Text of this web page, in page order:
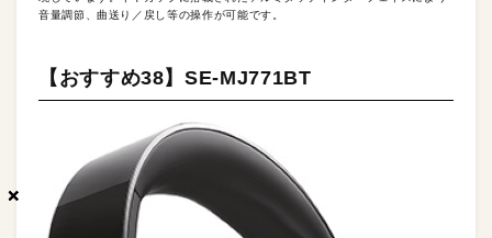
×
×
×
音量調節、曲送り／戻し等の操作が可能です。
【おすすめ38】SE-MJ771BT